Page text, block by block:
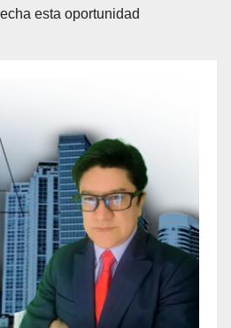
esta oportunidad